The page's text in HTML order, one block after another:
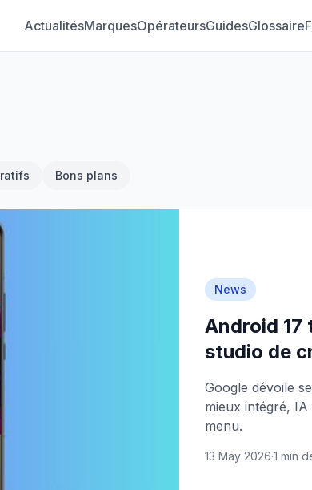
ActualitésMarquesOpérateursGuidesGlossaire
Bons plans
News
Android
studio de
Google dévoile
mieux intégré,
menu.
13 May 2026·1 min